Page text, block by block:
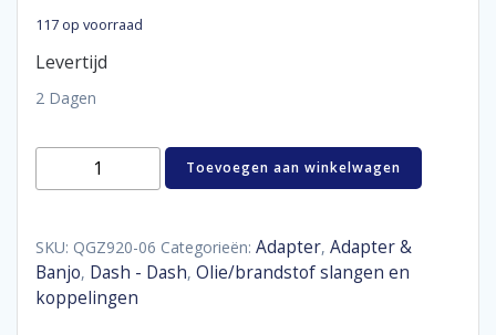
117 op voorraad
Levertijd
2 Dagen
Aluminum
male
D06
aantal
Toevoegen aan winkelwagen
SKU: QGZ920-06 Categorieën: Adapter, Adapter &
Banjo, Dash - Dash, Olie/brandstof slangen en
koppelingen